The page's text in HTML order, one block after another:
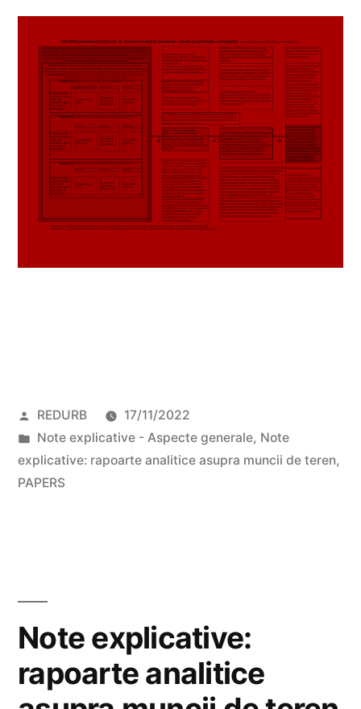
Posted
by
REDURB
17/11/2022
Posted
in
Note explicative - Aspecte generale, Note
explicative: rapoarte analitice asupra muncii de teren,
PAPERS
Note explicative:
rapoarte analitice